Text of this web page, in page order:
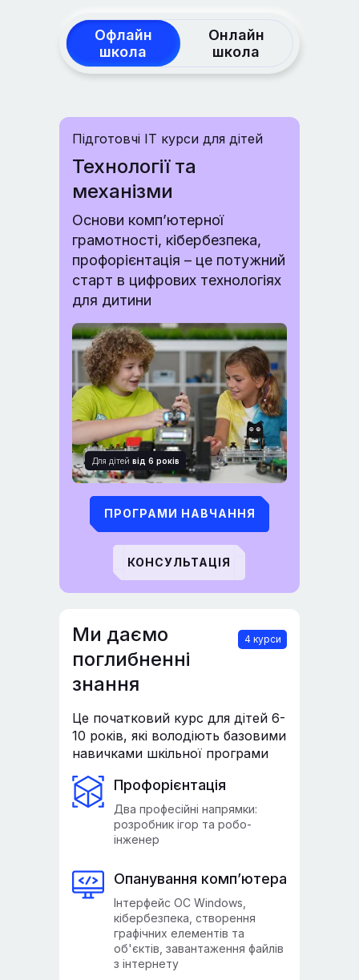
Офлайн
школа
Онлайн
школа
Технології та
механізми
Основи комп’ютерної
грамотності, кібербезпека,
профорієнтація – це потужний
старт в цифрових технологіях
для дитини
Підготовчі IT курси для дітей
Для дітей від 6 років
ПРОГРАМИ НАВЧАННЯ
КОНСУЛЬТАЦІЯ
Ми даємо
поглибненні
знання
Профорієнтація
Два професійні напрямки:
розробник ігор та робо-
інженер
Це початковий курс для дітей 6-
10 років, які володіють базовими
навичками шкільної програми
Опанування комп’ютера
Інтерфейс OC Windows,
кібербезпека, створення
графічних елементів та
об'єктів, завантаження файлів
з інтернету
4 курси